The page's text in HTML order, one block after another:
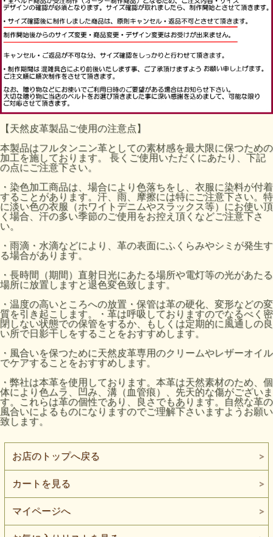
【天然皮革製品ご使用の注意点】
本製品はフルタンニン革としての素材感を最大限に保つための
加工を施しております。 長くご使用いただくにあたり、下記
の点にご注意下さい。
・染色加工商品は、場合により色落ちをし、衣服に染料が付着
することがあります。汗、雨、摩擦には特にご注意下さい。特
に淡い色の衣服（ホワイトデニムやスラックス等）にお使い頂
く場合、汗の多い季節のご使用をお控え頂くなどご注意下さ
い。
・雨滴・水滴などにより、革の表面にふくらみやシミが発生す
る場合があります。
・長時間（期間）直射日光にあたる場所や電灯等の光があたる
場所に放置しますと退色変色致します。
・温度の高いところへの放置・保管は革の硬化、変形などの変
質を引き起こします。・革は呼吸しておりますのでなるべく密
閉しない状態での保管をするか、もしくは定期的に風通しの良
い所で日影干しをすることをおすすめします。
・風合いを保つために天然皮革専用のクリームやレザーオイル
でケアすることをおすすめします。
・弊社は本革を使用しております。本革は天然素材のため、個
体により色ムラ、凹み、溝（血管痕）、先天的な傷がございま
す。これらは革の個性であり、良さでもあります。自然な革の
風合いによるものになりますのでご理解下さいますようお願い
致します。
お店のトップへ戻る
カートを見る
マイページへ